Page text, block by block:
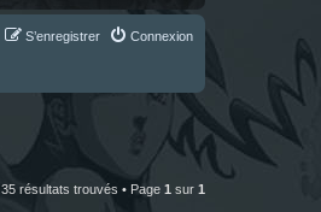
Connexion
S’enregistrer
35 résultats trouvés • Page 1 sur 1